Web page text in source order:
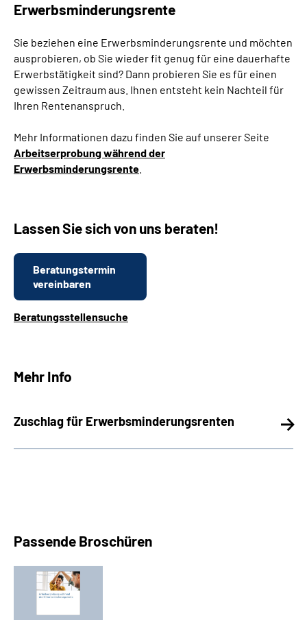
Erwerbsminderungsrente
Sie beziehen eine Erwerbsminderungsrente und möchten
ausprobieren, ob Sie wieder fit genug für eine dauerhafte
Erwerbstätigkeit sind? Dann probieren Sie es für einen
gewissen Zeitraum aus. Ihnen entsteht kein Nachteil für
Ihren Rentenanspruch.
Mehr Informationen dazu finden Sie auf unserer Seite
Arbeitserprobung während der
Erwerbsminderungsrente
Lassen Sie sich von uns beraten!
Beratungstermin
vereinbaren
Beratungsstellensuche
Mehr Info
Zuschlag für Erwerbsminderungsrenten
Passende Broschüren